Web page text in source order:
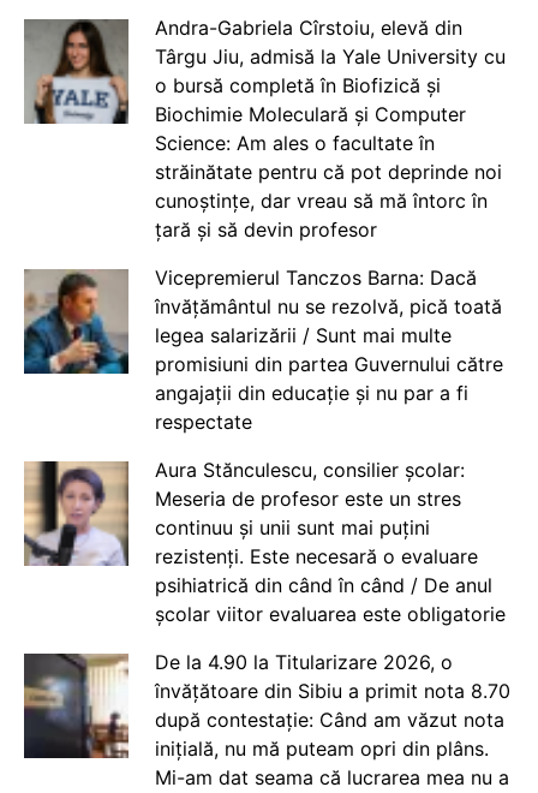
Andra-Gabriela Cîrstoiu, elevă din
Târgu Jiu, admisă la Yale University cu
o bursă completă în Biofizică și
Biochimie Moleculară și Computer
Science: Am ales o facultate în
străinătate pentru că pot deprinde noi
cunoștințe, dar vreau să mă întorc în
țară și să devin profesor
Vicepremierul Tanczos Barna: Dacă
învățământul nu se rezolvă, pică toată
legea salarizării / Sunt mai multe
promisiuni din partea Guvernului către
angajații din educație și nu par a fi
respectate
Aura Stănculescu, consilier școlar:
Meseria de profesor este un stres
continuu și unii sunt mai puțini
rezistenți. Este necesară o evaluare
psihiatrică din când în când / De anul
școlar viitor evaluarea este obligatorie
De la 4.90 la Titularizare 2026, o
învățătoare din Sibiu a primit nota 8.70
după contestație: Când am văzut nota
inițială, nu mă puteam opri din plâns.
Mi-am dat seama că lucrarea mea nu a